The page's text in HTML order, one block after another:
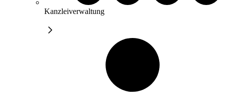
Kanzleiverwaltung